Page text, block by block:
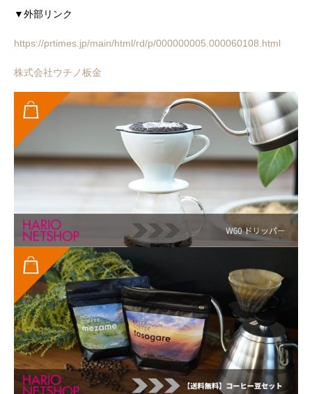
▼外部リンク
https://prtimes.jp/main/html/rd/p/000000005.000060108.html
株式会社ウチノ板金